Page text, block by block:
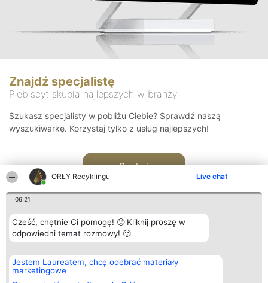
ORŁY Recyklingu Live chat
06:21
Cześć, chętnie Ci pomogę! 🙂 Kliknij proszę w
odpowiedni temat rozmowy! 🙂
Jestem Laureatem, chcę odebrać materiały
marketingowe
Znajdź specjalistę
Plebiscyt skupia najlepszych w branży
Szukasz specjalisty w pobliżu Ciebie? Sprawdź naszą
wyszukiwarkę. Korzystaj tylko z usług najlepszych!
Szukaj
Organizator plebiscytu
Bright Side Solutions sp. z o.
o. sp. k.
ul. Ruska 22
Plebiscyt
Laureaci
wszystkich
Kontakt
Kontakt